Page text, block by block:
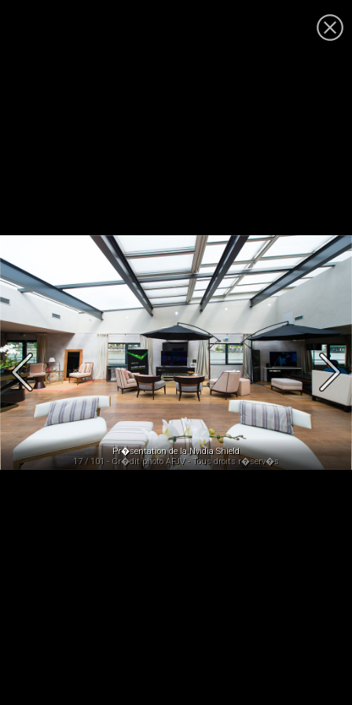
Pr�sentation de la Nvidia Shield
17 / 101 - Cr�dit photo AFJV - Tous droits r�serv�s